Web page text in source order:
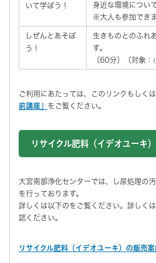
いて学ぼう！
身近な環境につい
※大人も参加でき
しぜんとあそぼ
う！
生きものとのふれ
す。
（60分）（対象：
ご利用にあたっては、このリンクもしく
前講座」 をご覧ください。
リサイクル肥料（イデオユーキ
大宮南部浄化センターでは、し尿処理の
を行っております。
詳しくは以下のをご覧ください。詳しく
認ください。
リサイクル肥料（イデオユーキ）の販売案